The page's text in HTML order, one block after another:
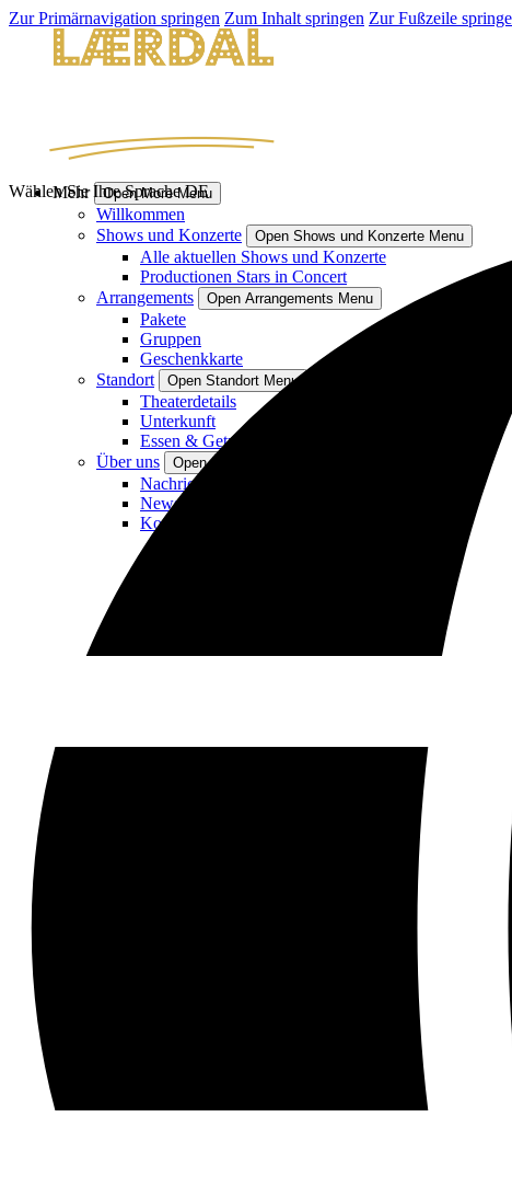
Zur Primärnavigation springen Zum Inhalt springen Zur Fußzeile
Mehr Open More Menu
Willkommen
Shows und Konzerte
Open Shows und Konzerte Menu
Alle aktuellen Shows und Konzerte
Productionen Stars in Concert
Arrangements
Open Arrangements Menu
Pakete
Gruppen
Geschenkkarte
Standort
Open Standort Menu
Theaterdetails
Unterkunft
Essen & Getränke
Über uns
Open Über uns Menu
Nachrichten
Newsletter
Kontaktiere uns
Wählen Sie Ihre Sprache DE